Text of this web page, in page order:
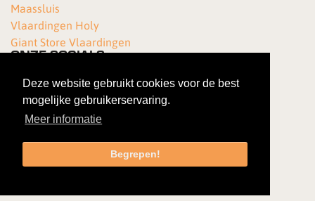
Deze website gebruikt cookies voor de best
mogelijke gebruikerservaring.
Meer informatie
Begrepen!
Maassluis
Vlaardingen Holy
Giant Store Vlaardingen
ONZE SOCIALS
Copyright 2026 Van Kortenhof Fietsen